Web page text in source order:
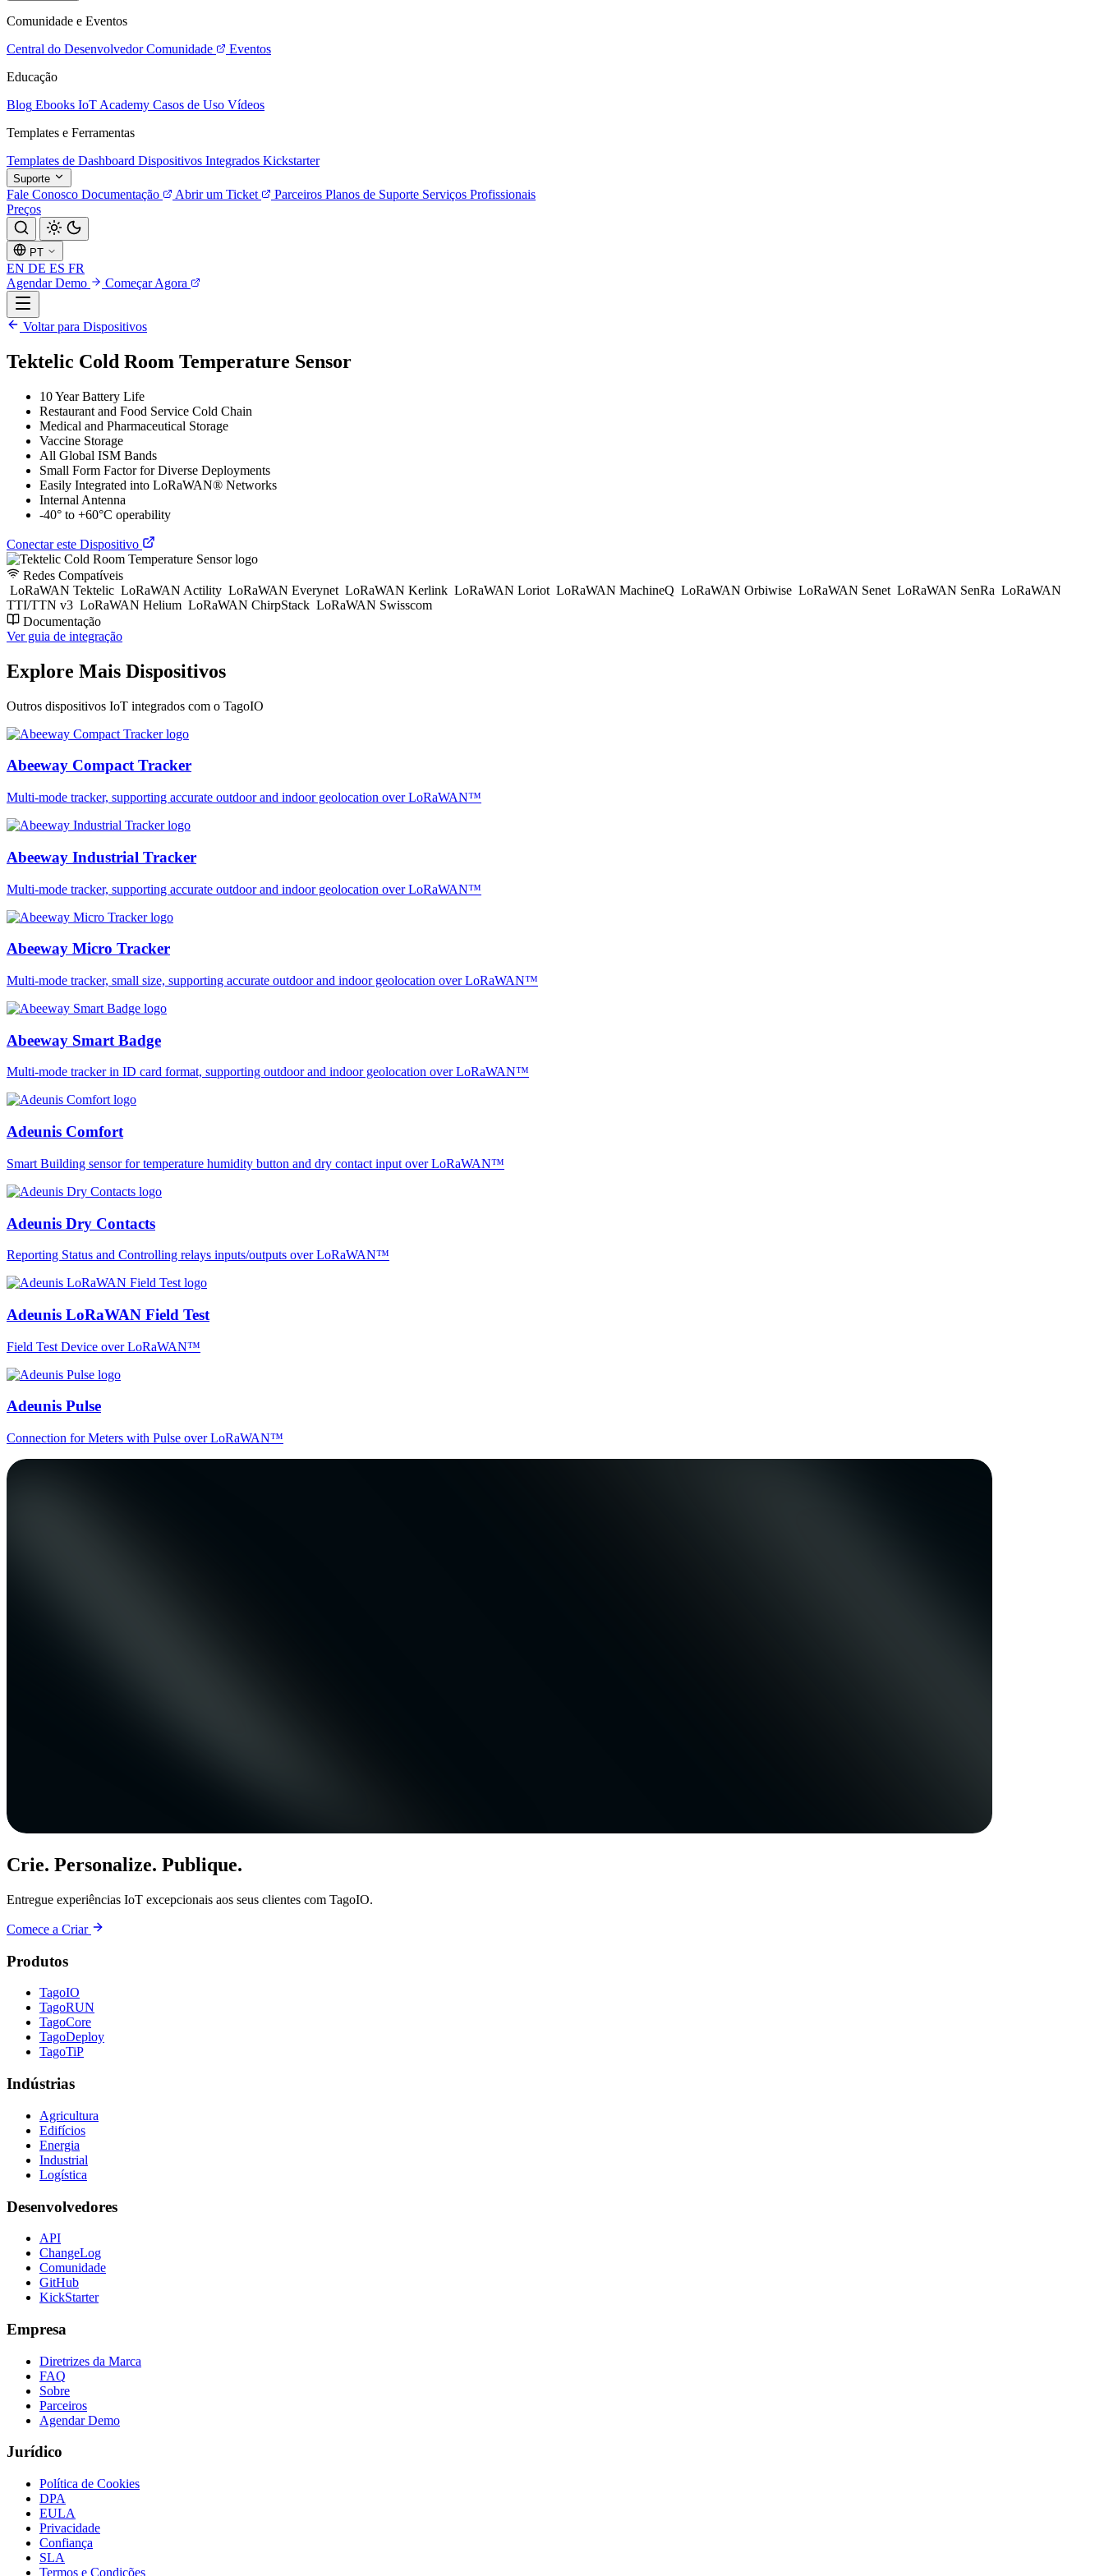
Comunidade e Eventos
Central do Desenvolvedor Comunidade
Eventos
Educação
Blog Ebooks IoT Academy Casos de Uso Vídeos
Templates e Ferramentas
Templates de Dashboard Dispositivos Integrados Kickstarter
Suporte
Fale Conosco Documentação Abrir um Ticket Parceiros Planos de Suporte Serviços Profissionais
Preços
PT
EN DE ES FR
Agendar Demo
Começar Agora
Voltar para Dispositivos
Tektelic Cold Room Temperature Sensor
10 Year Battery Life
Restaurant and Food Service Cold Chain
Medical and Pharmaceutical Storage
Vaccine Storage
All Global ISM Bands
Small Form Factor for Diverse Deployments
Easily Integrated into LoRaWAN® Networks
Internal Antenna
-40° to +60°C operability
Conectar este Dispositivo
Redes Compatíveis
LoRaWAN Tektelic LoRaWAN Actility LoRaWAN Everynet LoRaWAN Kerlink LoRaWAN Loriot LoRaWAN MachineQ LoRaWAN Orbiwise LoRaWAN Senet LoRaWAN SenRa LoRaWAN
TTI/TTN v3 LoRaWAN Helium LoRaWAN ChirpStack LoRaWAN Swisscom
Documentação
Ver guia de integração
Explore Mais Dispositivos
Outros dispositivos IoT integrados com o TagoIO
Abeeway Compact Tracker
Multi-mode tracker, supporting accurate outdoor and indoor geolocation over LoRaWAN™
Abeeway Industrial Tracker
Multi-mode tracker, supporting accurate outdoor and indoor geolocation over LoRaWAN™
Abeeway Micro Tracker
Multi-mode tracker, small size, supporting accurate outdoor and indoor geolocation over LoRaWAN™
Abeeway Smart Badge
Multi-mode tracker in ID card format, supporting outdoor and indoor geolocation over LoRaWAN™
Adeunis Comfort
Smart Building sensor for temperature humidity button and dry contact input over LoRaWAN™
Adeunis Dry Contacts
Reporting Status and Controlling relays inputs/outputs over LoRaWAN™
Adeunis LoRaWAN Field Test
Field Test Device over LoRaWAN™
Adeunis Pulse
Connection for Meters with Pulse over LoRaWAN™
Crie. Personalize. Publique.
Entregue experiências IoT excepcionais aos seus clientes com TagoIO.
Comece a Criar
Produtos
TagoIO
TagoRUN
TagoCore
TagoDeploy
TagoTiP
Indústrias
Agricultura
Edifícios
Energia
Industrial
Logística
Desenvolvedores
API
ChangeLog
Comunidade
GitHub
KickStarter
Empresa
Diretrizes da Marca
FAQ
Sobre
Parceiros
Agendar Demo
Jurídico
Política de Cookies
DPA
EULA
Privacidade
Confiança
SLA
Termos e Condições